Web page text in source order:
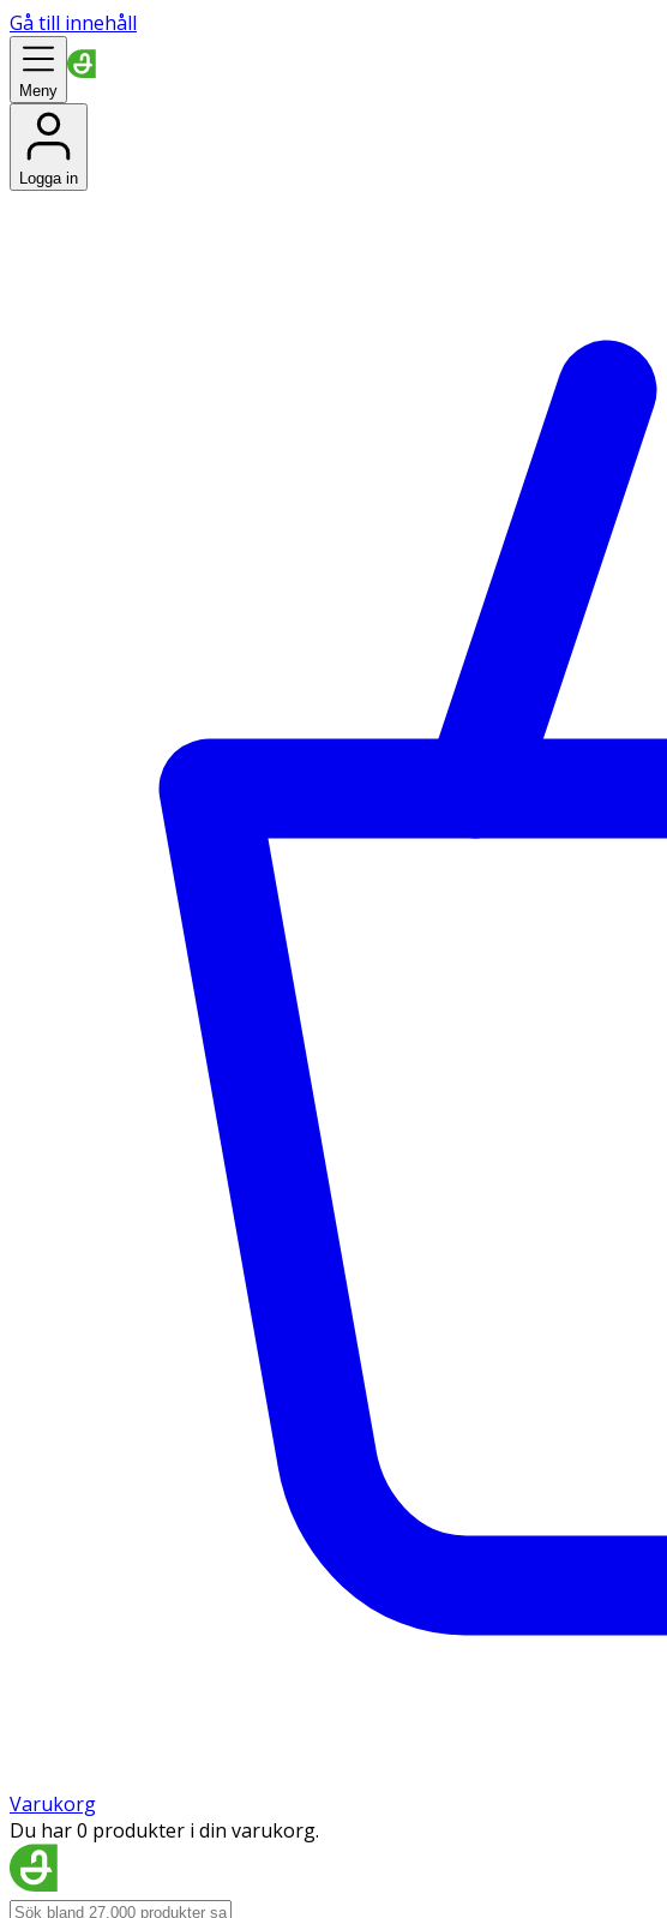
Gå till innehåll
Meny
Logga in
Varukorg
Du har 0 produkter i din varukorg.